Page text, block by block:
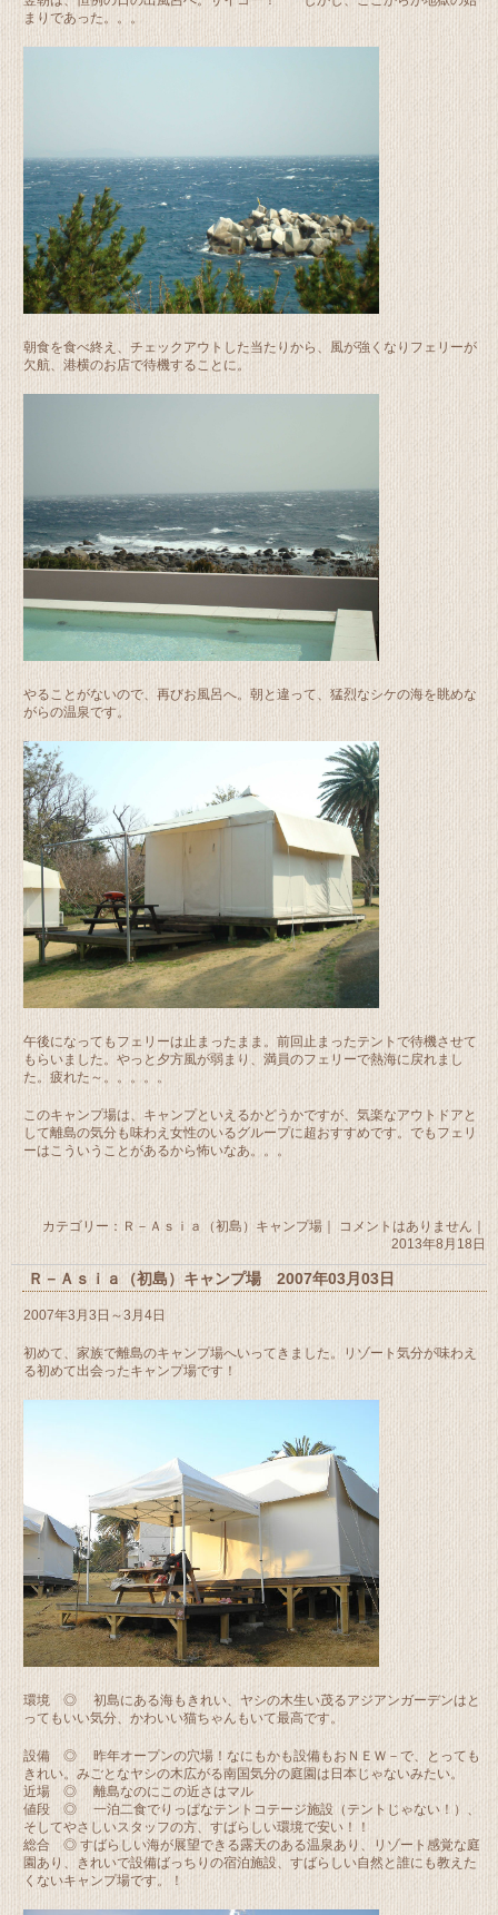
まりであった。。。
朝食を食べ終え、チェックアウトした当たりから、風が強くなりフェリーが
欠航、港横のお店で待機することに。
やることがないので、再びお風呂へ。朝と違って、猛烈なシケの海を眺めな
がらの温泉です。
午後になってもフェリーは止まったまま。前回止まったテントで待機させて
もらいました。やっと夕方風が弱まり、満員のフェリーで熱海に戻れまし
た。疲れた～。。。。。
このキャンプ場は、キャンプといえるかどうかですが、気楽なアウトドアと
して離島の気分も味わえ女性のいるグループに超おすすめです。でもフェリ
ーはこういうことがあるから怖いなあ。。。
カテゴリー： Ｒ－Ａｓｉａ（初島）キャンプ場｜ コメントはありません ｜
2013年8月18日
Ｒ－Ａｓｉａ（初島）キャンプ場 2007年03月03日
2007年3月3日～3月4日
初めて、家族で離島のキャンプ場へいってきました。リゾート気分が味わえ
る初めて出会ったキャンプ場です！
環境 ◎ 初島にある海もきれい、ヤシの木生い茂るアジアンガーデンはと
ってもいい気分、かわいい猫ちゃんもいて最高です。
設備 ◎ 昨年オープンの穴場！なにもかも設備もおＮＥＷ－で、とっても
きれい。みごとなヤシの木広がる南国気分の庭園は日本じゃないみたい。
近場 ◎ 離島なのにこの近さはマル
値段 ◎ 一泊二食でりっぱなテントコテージ施設（テントじゃない！）、
そしてやさしいスタッフの方、すばらしい環境で安い！！
総合 ◎ すばらしい海が展望できる露天のある温泉あり、リゾート感覚な庭
園あり、きれいで設備ばっちりの宿泊施設、すばらしい自然と誰にも教えた
くないキャンプ場です。！